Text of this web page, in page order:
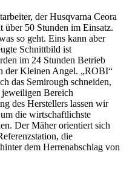
der Husqvarna Ceora
über 50 Stunden im Einsatz.
so geht. Eins kann aber
Schnittbild ist
im 24 Stunden Betrieb
der Kleinen Angel. „ROBI“
das Semirough schneiden,
Bereich
des Herstellers lassen wir
die wirtschaftlichste
Der Mäher orientiert sich
die
dem Herrenabschlag von